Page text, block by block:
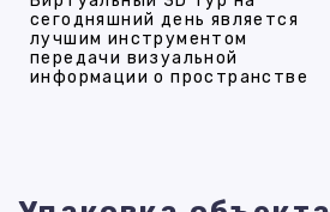
сегодняшний день является
лучшим инструментом
передачи визуальной
информации о пространстве